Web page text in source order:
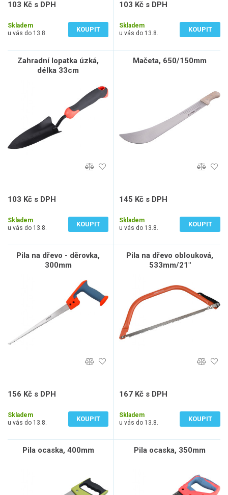
103 Kč s DPH
Skladem
u vás do 13.8.
KOUPIT
103 Kč s DPH
Skladem
u vás do 13.8.
KOUPIT
Zahradní lopatka úzká,
délka 33cm
103 Kč s DPH
Skladem
u vás do 13.8.
KOUPIT
Mačeta, 650/150mm
145 Kč s DPH
Skladem
u vás do 13.8.
KOUPIT
Pila na dřevo - děrovka,
300mm
156 Kč s DPH
Skladem
u vás do 13.8.
KOUPIT
Pila na dřevo oblouková,
533mm/21"
167 Kč s DPH
Skladem
u vás do 13.8.
KOUPIT
Pila ocaska, 400mm Pila ocaska, 350mm